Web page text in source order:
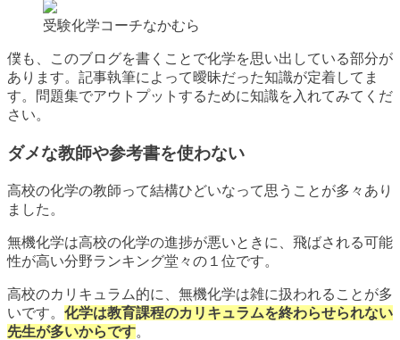
受験化学コーチなかむら
僕も、このブログを書くことで化学を思い出している部分が
あります。記事執筆によって曖昧だった知識が定着してま
す。問題集でアウトプットするために知識を入れてみてくだ
さい。
ダメな教師や参考書を使わない
高校の化学の教師って結構ひどいなって思うことが多々あり
ました。
無機化学は高校の化学の進捗が悪いときに、飛ばされる可能
性が高い分野ランキング堂々の１位です。
高校のカリキュラム的に、無機化学は雑に扱われることが多
いです。 化学は教育課程のカリキュラムを終わらせられない
先生が多いからです。